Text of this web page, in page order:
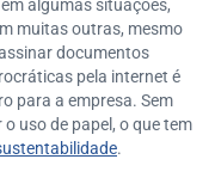
algumas situações,
muitas outras, mesmo
documentos
pela internet é
para a empresa. Sem
uso de papel, o que tem
.